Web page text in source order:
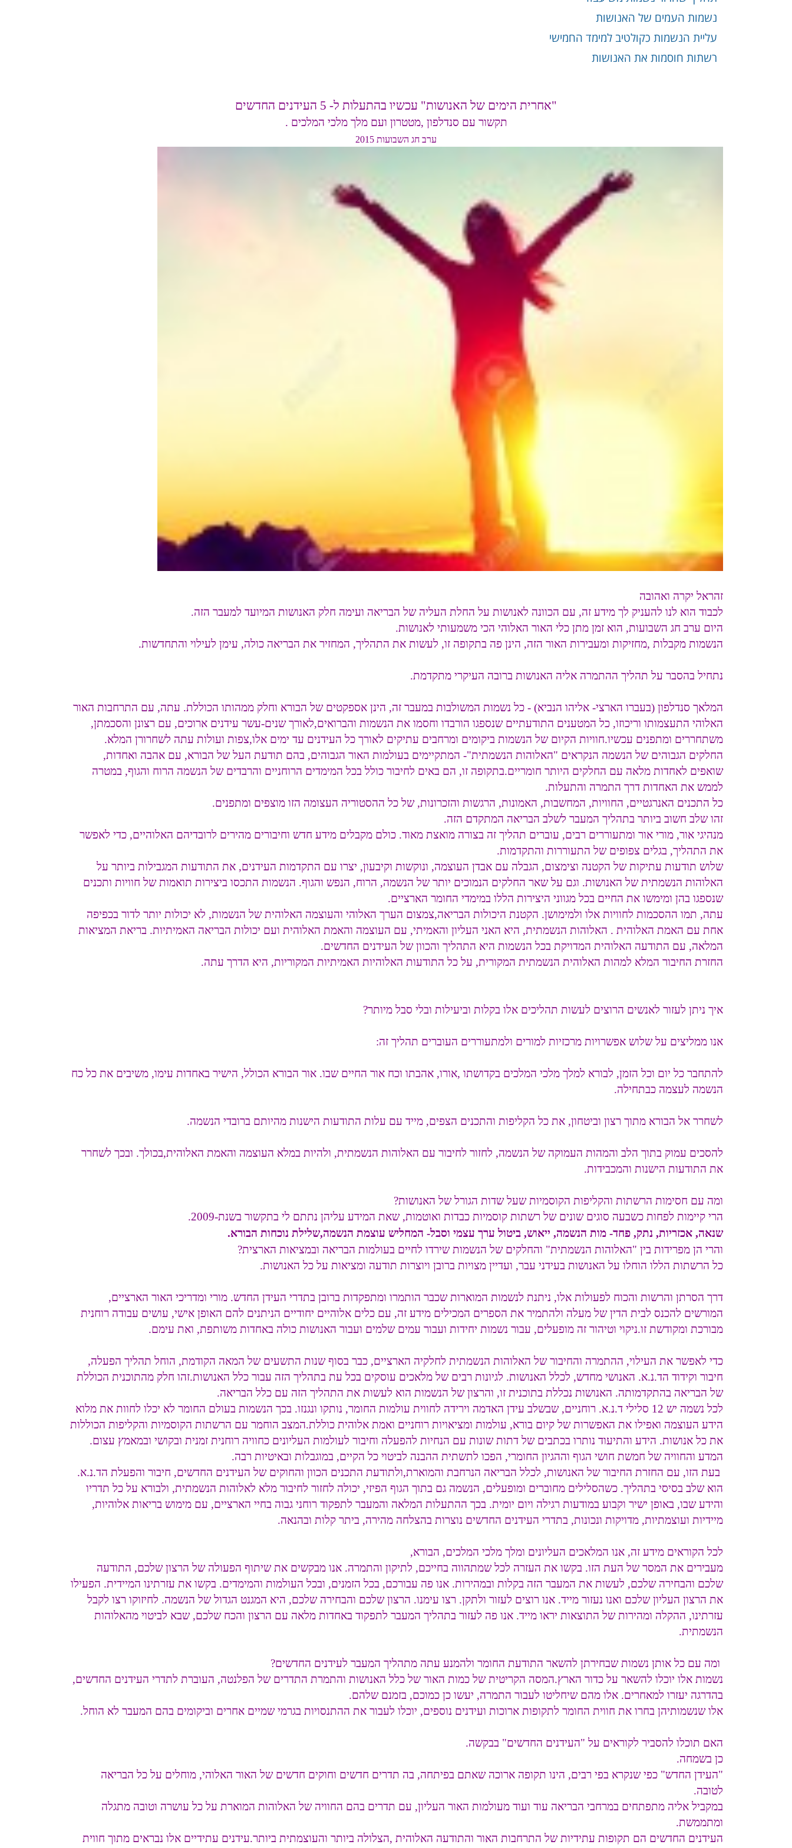
נשמות העמים של האנושות
עליית הנשמות כקולטיב למימד החמישי
רשתות חוסמות את האנושות
"אחרית הימים של האנושות" עכשיו בהתעלות ל- 5 העידנים החדשים
תקשור עם סנדלפון ,מטטרון ועם מלך מלכי המלכים .
ערב חג השבועות 2015
זהראל יקרה ואהובה
לכבוד הוא לנו להעניק לך מידע זה, עם הכוונה לאנושות על החלת העליה של הבריאה ועימה חלק האנושות המיועד למעבר הזה.
היום ערב חג השבועות, הוא זמן מתן כלי האור האלוהי הכי משמעותי לאנושות.
הנשמות מקבלות ,מחזיקות ומעבירות האור הזה, הינן פה בתקופה זו, לעשות את התהליך, המחזיר את הבריאה כולה, עימן לעילוי והתחדשות.
נתחיל בהסבר על תהליך ההתמרה אליה האנושות ברובה העיקרי מתקדמת.
המלאך סנדלפון (בעברו הארצי- אליהו הנביא) - כל נשמות המשולבות במעבר זה, הינן אספקטים של הבורא וחלק ממהותו הכוללת. עתה, עם התרחבות האור
האלוהי התעצמותו וריכוזו, כל המטענים התודעתיים שנספגו הורבדו וחסמו את הנשמות והברואים,לאורך שנים-עשר עידנים ארוכים, עם רצונן והסכמתן,
משתחררים ומתפנים עכשיו.חוויות הקיום של הנשמות ביקומים ומרחבים עתיקים לאורך כל העידנים עד ימים אלו,צפות ועולות עתה לשחרורן המלא.
החלקים הגבוהים של הנשמה הנקראים "האלוהות הנשמתית"- המתקיימים בעולמות האור הגבוהים, בהם תודעת העל של הבורא, עם אהבה ואחדות,
שואפים לאחדות מלאה עם החלקים היותר חומריים.בתקופה זו, הם באים לחיבור כולל בכל המימדים הרוחניים והרבדים של הנשמה הרוח והגוף, במטרה
לממש את האחדות דרך התמרה והתעלות.
כל התכנים האנרגטיים, החוויות, המחשבות, האמונות, הרגשות והזכרונות, של כל ההסטוריה העצומה הזו מוצפים ומתפנים.
זהו שלב חשוב ביותר בתהליך המעבר לשלב הבריאה המתקדם הזה.
מנהיגי אור, מורי אור ומתעוררים רבים, עוברים תהליך זה בצורה מואצת מאוד. כולם מקבלים מידע חדש וחיבורים מהירים לרובדיהם האלוהיים, כדי לאפשר
את התהליך, בגלים צפופים של התעוררות והתקדמות.
שלוש תודעות עתיקות של הקטנה וצימצום, הגבלה עם אבדן העוצמה, ונוקשות וקיבעון, יצרו עם התקדמות העידנים, את התודעות המגבילות ביותר על
האלוהות הנשמתית של האנושות. וגם על שאר החלקים הנמוכים יותר של הנשמה, הרוח, הנפש והגוף. הנשמות התכסו ביצירות תואמות של חוויות ותכנים
שנספגו בהן ומימשו את החיים בכל מגווני היצירות הללו במימדי החומר הארציים.
עתה, תמו ההסכמות לחוויות אלו ולמימושן. הקטנת היכולות הבריאה,צמצום הערך האלוהי והעוצמה האלוהית של הנשמות, לא יכולות יותר לדור בכפיפה
אחת עם האמת האלוהית . האלוהות הנשמתית, היא האני העליון והאמיתי, עם העוצמה והאמת האלוהית ועם יכולות הבריאה האמיתיות. בריאת המציאות
המלאה, עם התודעה האלוהית המדויקת בכל הנשמות היא התהליך והכוון של העידנים החדשים.
החזרת החיבור המלא למהות האלוהית הנשמתית המקורית, על כל התודעות האלוהיות האמיתיות המקוריות, היא הדרך עתה.
איך ניתן לעזור לאנשים הרוצים לעשות תהליכים אלו בקלות וביעילות ובלי סבל מיותר?
אנו ממליצים על שלוש אפשרויות מרכזיות למורים ולמתעוררים העוברים תהליך זה:
להתחבר כל יום וכל הזמן, לבורא למלך מלכי המלכים בקדושתו ,אורו, אהבתו וכח אור החיים שבו. אור הבורא הכולל, הישיר באחדות עימו, משיבים את כל כח
הנשמה לעצמה כבתחילה.
לשחרר אל הבורא מתוך רצון וביטחון, את כל הקליפות והתכנים הצפים, מייד עם עלות התודעות הישנות מהיותם ברובדי הנשמה.
להסכים עמוק בתוך הלב והמהות העמוקה של הנשמה, לחזור לחיבור עם האלוהות הנשמתית, ולהיות במלא העוצמה והאמת האלוהית,בכולך. ובכך לשחרר
את התודעות הישנות והמכבידות.
ומה עם חסימות הרשתות והקליפות הקוסמיות שעל שדות הגורל של האנושות?
הרי קיימות לפחות כשבעה סוגים שונים של רשתות קוסמיות כבדות ואוטמות, שאת המידע עליהן נתתם לי בתקשור בשנת-2009.
שנאה, אכזריות, נתק, פחד- מות הנשמה, ייאוש, ביטול ערך עצמי וסבל- המחליש עוצמת הנשמה,שלילת נוכחות הבורא.
והרי הן מפרידות בין "האלוהות הנשמתית" והחלקים של הנשמות שירדו לחיים בעולמות הבריאה ובמציאות הארצית?
כל הרשתות הללו הוחלו על האנושות בעידני עבר, ועדיין מצויות ברובן ויוצרות תודעה ומציאות על כל האנושות.
דרך הסרתן והרשות והכוח לפעולות אלו, ניתנת לנשמות המוארות שכבר הותמרו ומתפקדות ברובן בתדרי העידן החדש. מורי ומדריכי האור הארציים,
המורשים להכנס לבית הדין של מעלה ולהתמיר את הספרים המכילים מידע זה, עם כלים אלוהיים יחודיים הניתנים להם האופן אישי, עושים עבודה רוחנית
מבורכת ומקודשת זו.ניקוי וטיהור זה מופעלים, עבור נשמות יחידות ועבור עמים שלמים ועבור האנושות כולה באחדות משותפת, ואת עימם.
כדי לאפשר את העילוי, ההתמרה והחיבור של האלוהות הנשמתית לחלקיה הארציים, כבר בסוף שנות התשעים של המאה הקודמת, הוחל תהליך הפעלה,
חיבור וקידוד הד.נ.א. האנושי מחדש, לכלל האנושות. לגיונות רבים של מלאכים עוסקים בכל עת בתהליך הזה עבור כלל האנושות.זהו חלק מהתוכנית הכוללת
של הבריאה בהתקדמותה. האנושות נכללת בתוכנית זו, והרצון של הנשמות הוא לעשות את התהליך הזה עם כלל הבריאה.
לכל נשמה יש 12 סלילי ד.נ.א. רוחניים, שבשלב עידן האדמה וירידה לחווית עולמות החומר, נותקו ונגנזו. בכך הנשמות בעולם החומר לא יכלו לחוות את מלוא
הידע העוצמה ואפילו את האפשרות של קיום בורא, עולמות ומציאויות רוחניים ואמת אלוהית כוללת.המצב הוחמר עם הרשתות הקוסמיות והקליפות הכוללות
את כל אנושות. הידע והתיעוד נותרו בכתבים של דתות שונות עם הנחיות להפעלה וחיבור לעולמות העליונים כחוויה רוחנית זמנית ובקושי ובמאמץ עצום.
המדע והחוויה של חמשת חושי הגוף וההגיון החומרי, הפכו לתשתית ההבנה לביטוי כל הקיים, במוגבלות ובאיטיות רבה.
בעת הזו, עם החזרת החיבור של האנושות, לכלל הבריאה הנרחבת והמוארת,ולתודעת התכנים הכוון והחוקים של העידנים החדשים, חיבור והפעלת הד.נ.א.
הוא שלב בסיסי בתהליך. כשהסלילים מחוברים ומופעלים, הנשמה גם בתוך הגוף הפיזי, יכולה לחזור לחיבור מלא לאלוהות הנשמתית, ולבורא על כל תדריו
והידע שבו, באופן ישיר וקבוע במודעות רגילה ויום יומית. בכך ההתעלות המלאה והמעבר לתפקוד רוחני גבוה בחיי הארציים, עם מימוש בריאות אלוהיות,
מיידיות ועוצמתיות, מדויקות ונכונות, בתדרי העידנים החדשים נוצרות בהצלחה מהירה, ביתר קלות ובהנאה.
לכל הקוראים מידע זה, אנו המלאכים העליונים ומלך מלכי המלכים, הבורא,
מעבירים את המסר של העת הזו. בקשו את העזרה לכל שמתהווה בחייכם, לתיקון והתמרה. אנו מבקשים את שיתוף הפעולה של הרצון שלכם, התודעה
שלכם והבחירה שלכם, לעשות את המעבר הזה בקלות ובמהירות. אנו פה עבורכם, בכל הזמנים, ובכל העולמות והמימדים. בקשו את עזרתינו המיידית. הפעילו
את הרצון העליון שלכם ואנו נעזור מייד. אנו רוצים לעזור ולתקן. רצו עימנו. הרצון שלכם והבחירה שלכם, היא המגנט הגדול של הנשמה. לחיזוקו רצו לקבל
עזרתינו, ההקלה ומהירות של התוצאות יראו מייד. אנו פה לעזור בתהליך המעבר לתפקוד באחדות מלאה עם הרצון והכח שלכם, שבא לביטוי מהאלוהות
הנשמתית.
ומה עם כל אותן נשמות שבחירתן להשאר התודעת החומר ולהמנע עתה מתהליך המעבר לעידנים החדשים?
נשמות אלו יוכלו להשאר על כדור הארץ.המסה הקריטית של כמות האור של כלל האנושות והתמרת התדרים של הפלנטה, העוברת לתדרי העידנים החדשים,
בהדרגה יעזרו למאחרים. אלו מהם שיחליטו לעבור התמרה, יעשו כן כמוכם, בזמנם שלהם.
אלו שנשמותיהן בחרו את חווית החומר לתקופות ארוכות ועידנים נוספים, יוכלו לעבור את ההתנסויות בגרמי שמיים אחרים וביקומים בהם המעבר לא הוחל.
האם תוכלו להסביר לקוראים על "העידנים החדשים" בבקשה.
כן בשמחה.
"העידן החדש" כפי שנקרא בפי רבים, הינו תקופה ארוכה שאתם בפיתחה, בה תדרים חדשים וחוקים חדשים של האור האלוהי, מוחלים על כל הבריאה
לטובה.
במקביל אליה מתפתחים במרחבי הבריאה עוד ועוד מעולמות האור העליון, עם תדרים בהם החוויה של האלוהות המוארת על כל עושרה וטובה מתגלה
ומתממשת.
העידנים החדשים הם תקופות עתידיות של התרחבות האור והתודעה האלוהית ,הצלולה ביותר והעוצמתית ביותר.עידנים עתידיים אלו נבראים מתוך חווית